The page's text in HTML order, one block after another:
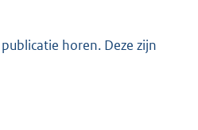
horen. Deze zijn